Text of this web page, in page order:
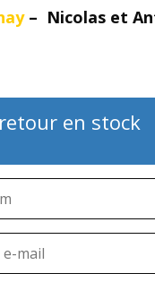
– Nicolas et
en stock